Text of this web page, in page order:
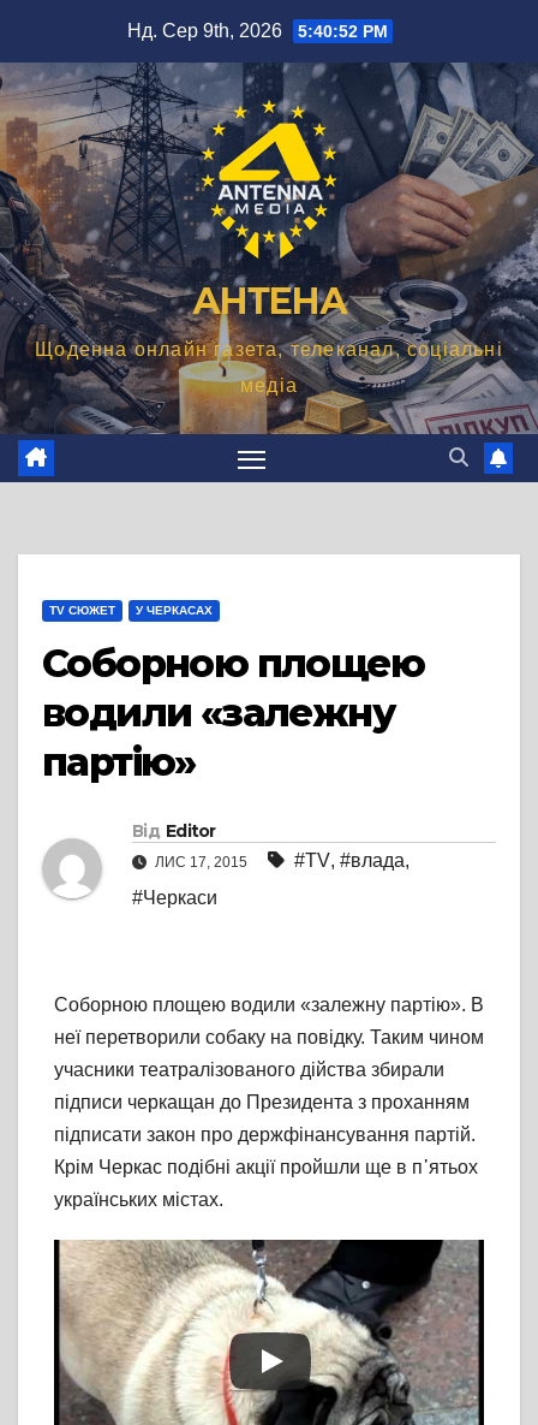
вмісту
Нд. Сер 9th, 2026 5:40:54 PM
АНТЕНА
Щоденна онлайн газета, телеканал, соціальні
медіа
TV СЮЖЕТ У ЧЕРКАСАХ
Соборною площею
водили «залежну
партію»
Від Editor
ЛИС 17, 2015 #TV, #влада,
#Черкаси
Соборною площею водили «залежну партію». В
неї перетворили собаку на повідку. Таким чином
учасники театралізованого дійства збирали
підписи черкащан до Президента з проханням
підписати закон про держфінансування партій.
Крім Черкас подібні акції пройшли ще в п᾽ятьох
українських містах.